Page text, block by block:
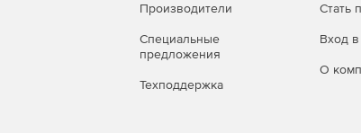
Производители
Специальные
предложения
Техподдержка
Стать
Вход
О